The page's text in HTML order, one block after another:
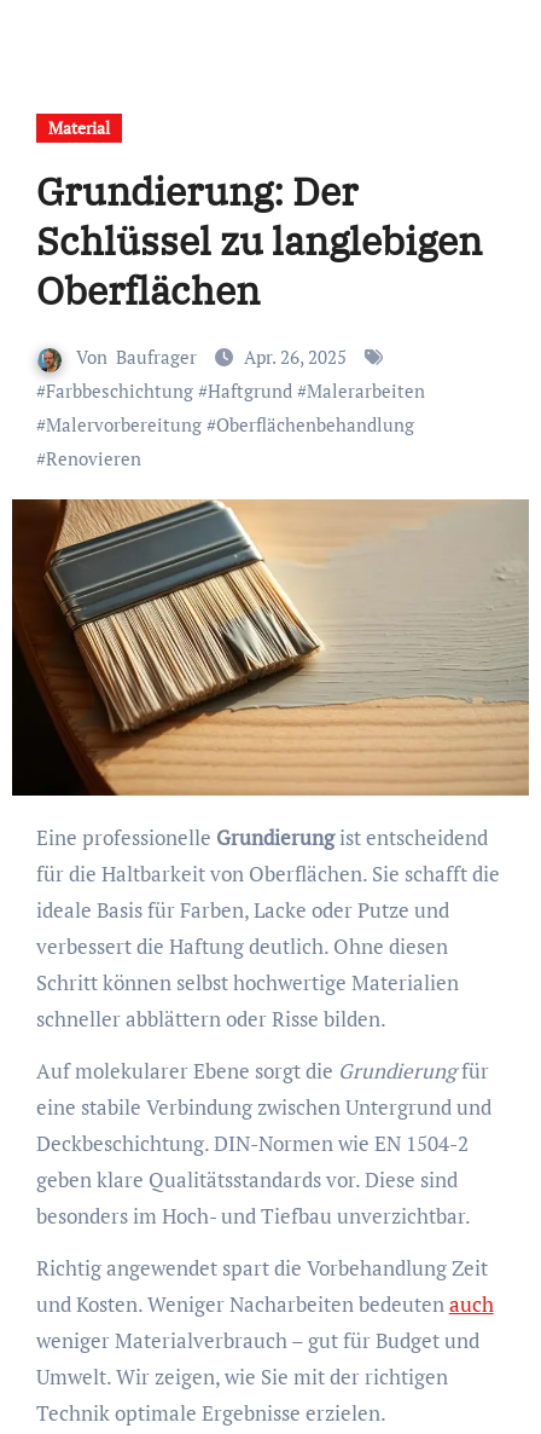
Material
Grundierung: Der
Schlüssel zu langlebigen
Oberflächen
Von Baufrager
Apr. 26, 2025
#Farbbeschichtung#Haftgrund#Malerarbeiten
#Malervorbereitung#Oberflächenbehandlung
#Renovieren
Eine professionelle Grundierungist entscheidend
für die Haltbarkeit von Oberflächen. Sie schafft die
ideale Basis für Farben, Lacke oder Putze und
verbessert die Haftung deutlich. Ohne diesen
Schritt können selbst hochwertige Materialien
schneller abblättern oder Risse bilden.
Auf molekularer Ebene sorgt die Grundierungfür
eine stabile Verbindung zwischen Untergrund und
Deckbeschichtung. DIN-Normen wie EN 1504-2
geben klare Qualitätsstandards vor. Diese sind
besonders im Hoch- und Tiefbau unverzichtbar.
Richtig angewendet spart die Vorbehandlung Zeit
und Kosten. Weniger Nacharbeiten bedeutenauch
weniger Materialverbrauch – gut für Budget und
Umwelt. Wir zeigen, wie Sie mit der richtigen
Technik optimale Ergebnisse erzielen.